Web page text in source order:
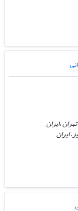
،ایران
ایران